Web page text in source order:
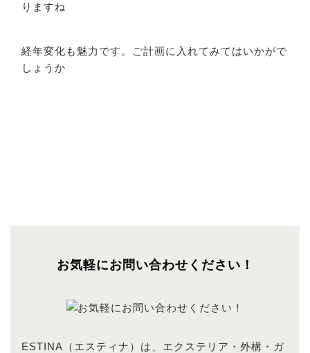
りますね
経年変化も魅力です。ご計画に入れてみてはいかがで
しょうか
お気軽にお問い合わせください！
ESTINA（エスティナ）は、エクステリア・外構・ガ